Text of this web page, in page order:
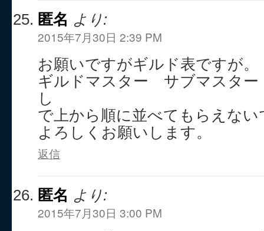
匿名 より:
2015年7月30日 2:39 PM
お願いですがギルド表ですが。
ギルドマスター サブマスタ
し
で上から順に並べてもらえな
よろしくお願いします。
返信
匿名 より:
2015年7月30日 3:00 PM